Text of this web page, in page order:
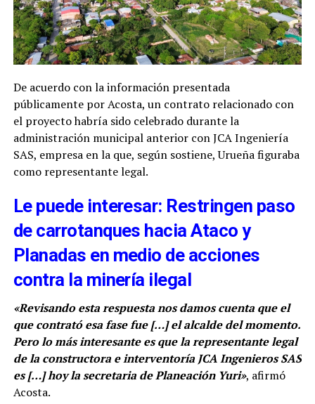
De acuerdo con la información presentada
públicamente por Acosta, un contrato relacionado con
el proyecto habría sido celebrado durante la
administración municipal anterior con JCA Ingeniería
SAS, empresa en la que, según sostiene, Urueña figuraba
como representante legal.
Le puede interesar: Restringen paso
de carrotanques hacia Ataco y
Planadas en medio de acciones
contra la minería ilegal
«Revisando esta respuesta nos damos cuenta que el
que contrató esa fase fue[…]el alcalde del momento.
Pero lo más interesante es que la representante legal
de la constructora e interventoría JCA Ingenieros SAS
es[…]hoy la secretaria de Planeación Yuri», afirmó
Acosta.